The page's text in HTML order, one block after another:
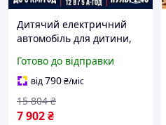
Дитячий електричний
автомобіль для дитини,
акумулятором і простим
керуванням, кідсавто
Готово до відправки
від790₴/міс
7 902₴
15 804 ₴